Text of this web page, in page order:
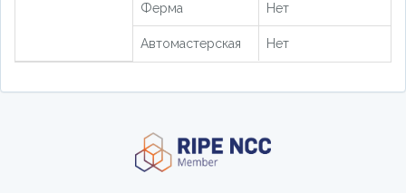
Ферма Нет
Автомастерская Нет